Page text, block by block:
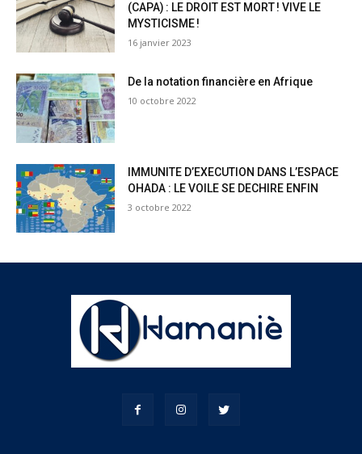
(CAPA) : LE DROIT EST MORT ! VIVE LE
MYSTICISME !
16 janvier 2023
De la notation financière en Afrique
10 octobre 2022
IMMUNITE D’EXECUTION DANS L’ESPACE
OHADA : LE VOILE SE DECHIRE ENFIN
3 octobre 2022